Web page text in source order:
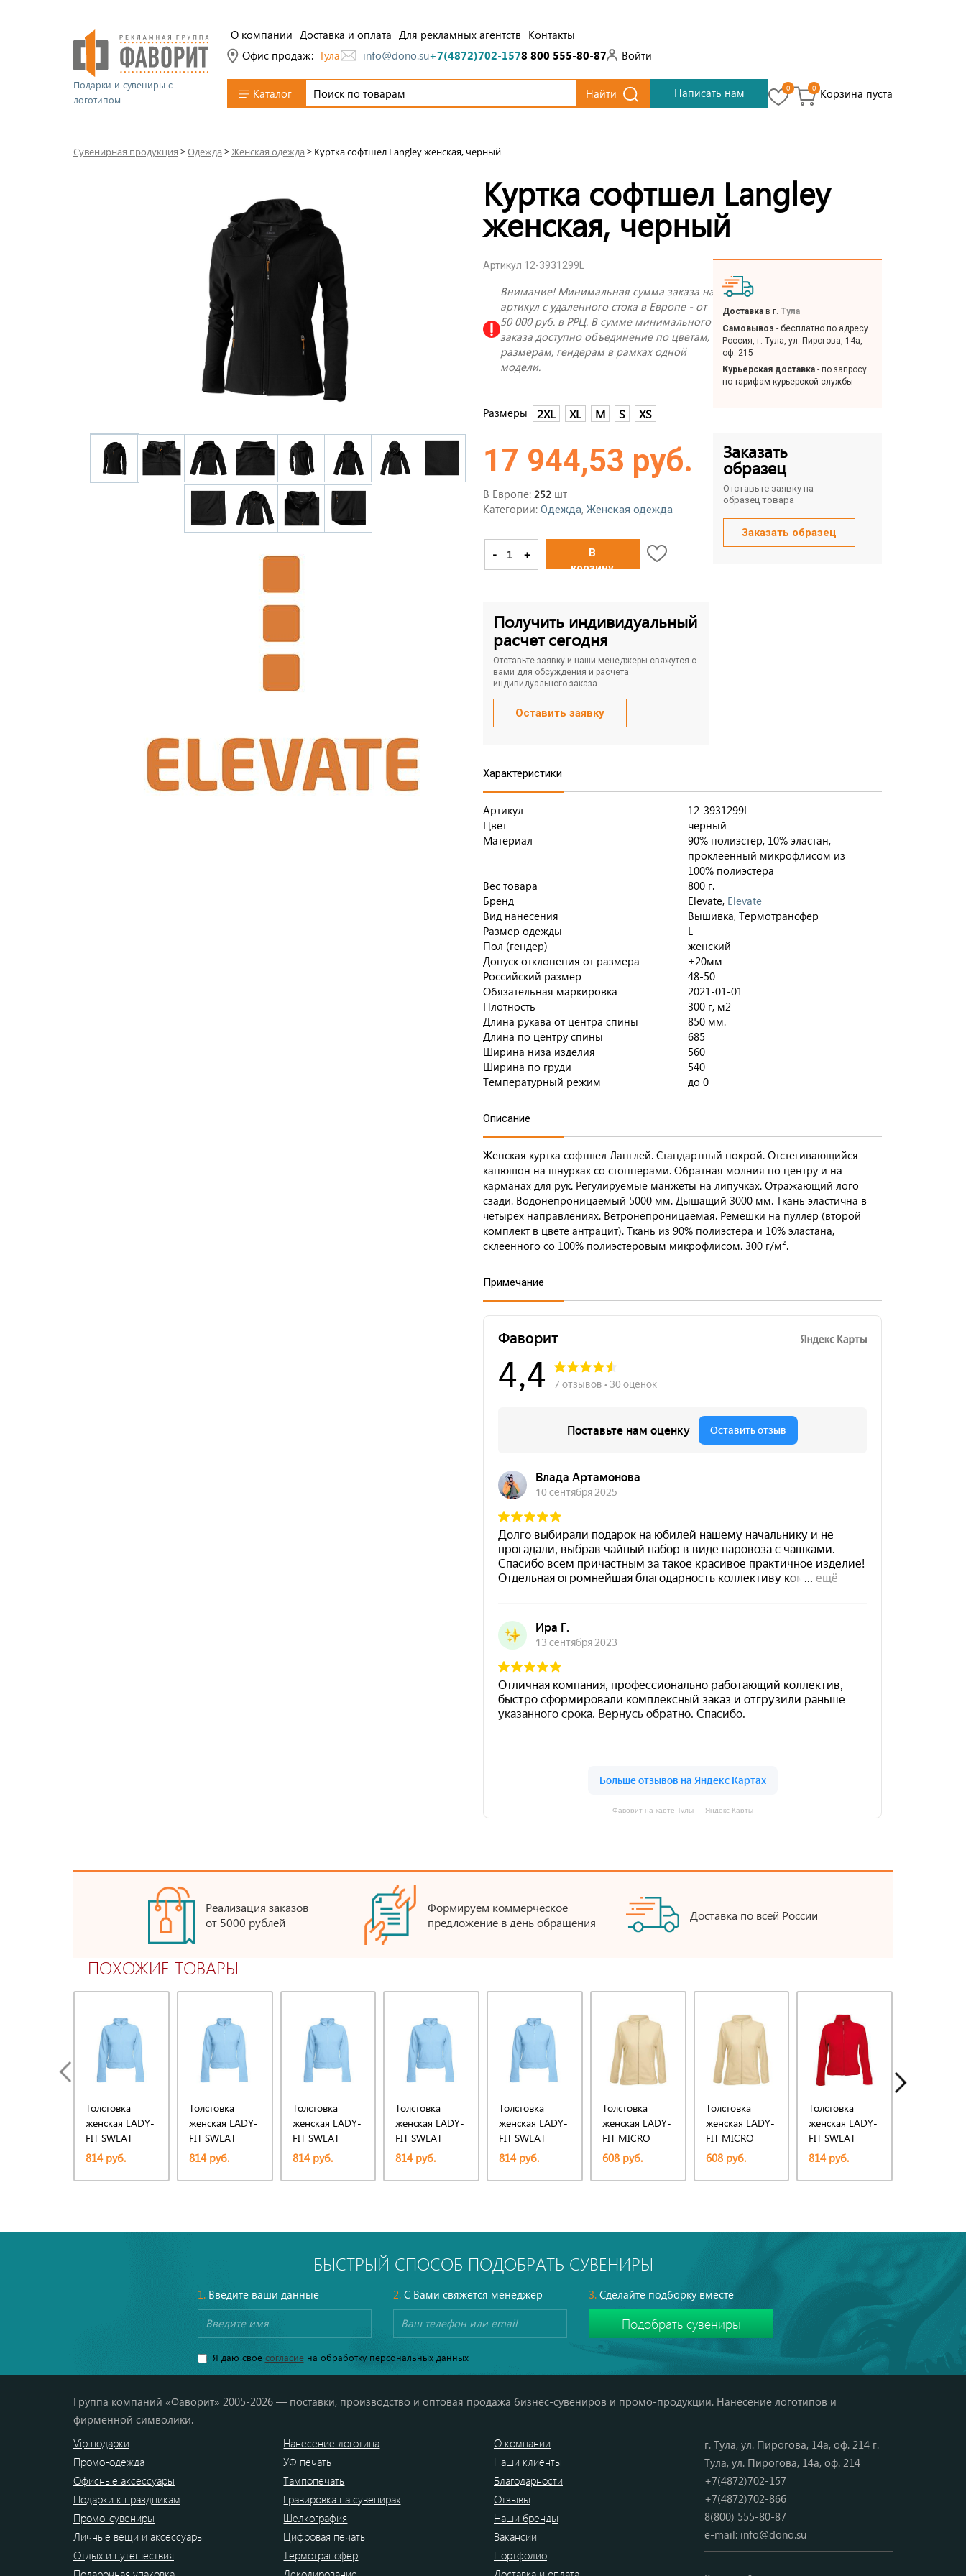
Подарки и сувениры с
логотипом
О компании Доставка и оплата Для рекламных агентств Контакты
Офис продаж: Тула info@dono.su+7(4872)702-1578 800 555-80-87 Войти
Каталог Найти Написать нам 0 0 Корзина пуста
Сувенирная продукция >Одежда>Женская одежда> Куртка софтшел Langley женская, черный
Куртка софтшел Langley
женская, черный
Артикул 12-3931299L
Внимание! Минимальная сумма заказа на
артикул с удаленного стока в Европе - от
50 000 руб. в РРЦ. В сумме минимального
заказа доступно объединение по цветам,
размерам, гендерам в рамках одной
модели.
Размеры 2XL XL M S XS
17 944,53 руб.
В Европе: 252 шт
Категории: Одежда, Женская одежда
- +
В
корзину
Получить индивидуальный
расчет сегодня
Отставьте заявку и наши менеджеры свяжутся с
вами для обсуждения и расчета
индивидуального заказа
Оставить заявку
Доставка в г. Тула
Самовывоз - бесплатно по адресу
Россия, г. Тула, ул. Пирогова, 14а,
оф. 215
Курьерская доставка - по запросу
по тарифам курьерской службы
Заказать
образец
Отставьте заявку на
образец товара
Заказать образец
Характеристики
Артикул
12-3931299L
Цвет
черный
Материал
90% полиэстер, 10% эластан,
проклеенный микрофлисом из
100% полиэстера
Вес товара
800 г.
Бренд
Elevate, Elevate
Вид нанесения
Вышивка, Термотрансфер
Размер одежды
L
Пол (гендер)
женский
Допуск отклонения от размера
±20мм
Российский размер
48-50
Обязательная маркировка
2021-01-01
Плотность
300 г, м2
Длина рукава от центра спины
850 мм.
Длина по центру спины
685
Ширина низа изделия
560
Ширина по груди
540
Температурный режим
до 0
Описание
Женская куртка софтшел Ланглей. Стандартный покрой. Отстегивающийся
капюшон на шнурках со стопперами. Обратная молния по центру и на
карманах для рук. Регулируемые манжеты на липучках. Отражающий лого
сзади. Водонепроницаемый 5000 мм. Дышащий 3000 мм. Ткань эластична в
четырех направлениях. Ветронепроницаемая. Ремешки на пуллер (второй
комплект в цвете антрацит). Ткань из 90% полиэстера и 10% эластана,
склеенного со 100% полиэстеровым микрофлисом. 300 г/м².
Примечание
Фаворит на карте Тулы — Яндекс Карты
Реализация заказов
от 5000 рублей
Формируем коммерческое
предложение в день обращения
Доставка по всей России
ПОХОЖИЕ ТОВАРЫ
Толстовка
женская LADY-
FIT SWEAT
JACKET 280
814 руб.
Толстовка
женская LADY-
FIT SWEAT
JACKET 280
814 руб.
Толстовка
женская LADY-
FIT SWEAT
JACKET 280
814 руб.
Толстовка
женская LADY-
FIT SWEAT
JACKET 280
814 руб.
Толстовка
женская LADY-
FIT SWEAT
JACKET 280
814 руб.
Толстовка
женская LADY-
FIT MICRO
JACKET 250
608 руб.
Толстовка
женская LADY-
FIT MICRO
JACKET 250
608 руб.
Толстовка
женская LADY-
FIT SWEAT
JACKET 280
814 руб.
БЫСТРЫЙ СПОСОБ ПОДОБРАТЬ СУВЕНИРЫ
1.Введите ваши данные 2.С Вами свяжется менеджер 3. Сделайте подборку вместе
Я даю свое согласиена обработку персональных данных
Группа компаний «Фаворит» 2005-2026 — поставки, производство и оптовая продажа бизнес-сувениров и промо-продукции. Нанесение логотипов и
фирменной символики.
Vip подарки
Промо-одежда
Офисные аксессуары
Подарки к праздникам
Промо-сувениры
Личные вещи и аксессуары
Отдых и путешествия
Нанесение логотипа
УФ печать
Тампопечать
Гравировка на сувенирах
Шелкография
Цифровая печать
Термотрансфер
О компании
Наши клиенты
Благодарности
Отзывы
Наши бренды
Вакансии
Портфолио
г. Тула, ул. Пирогова, 14а, оф. 214 г.
Тула, ул. Пирогова, 14а, оф. 214
+7(4872)702-157
+7(4872)702-866
8(800) 555-80-87
e-mail: info@dono.su